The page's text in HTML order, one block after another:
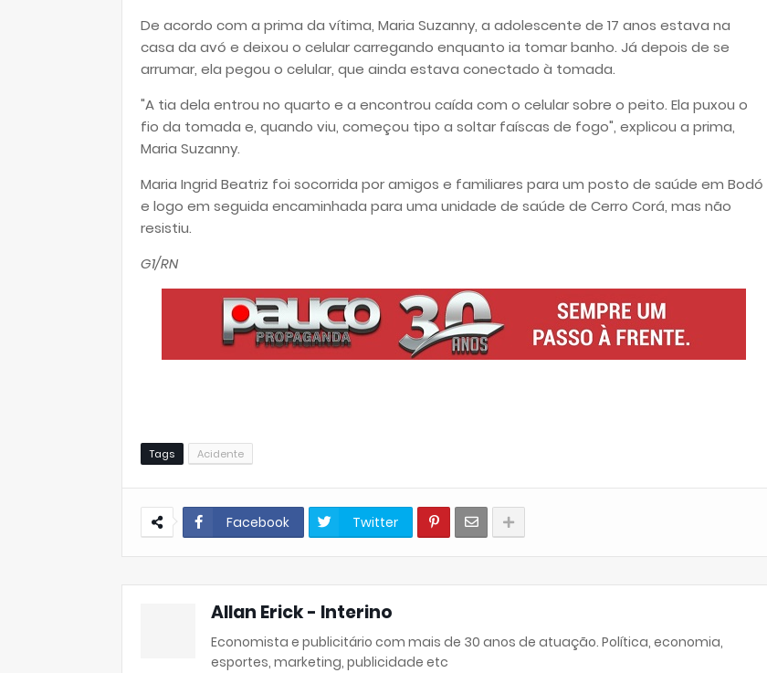
De acordo com a prima da vítima, Maria Suzanny, a adolescente de 17 anos estava na
casa da avó e deixou o celular carregando enquanto ia tomar banho. Já depois de se
arrumar, ela pegou o celular, que ainda estava conectado à tomada.
"A tia dela entrou no quarto e a encontrou caída com o celular sobre o peito. Ela puxou o
fio da tomada e, quando viu, começou tipo a soltar faíscas de fogo", explicou a prima,
Maria Suzanny.
Maria Ingrid Beatriz foi socorrida por amigos e familiares para um posto de saúde em Bodó
e logo em seguida encaminhada para uma unidade de saúde de Cerro Corá, mas não
resistiu.
G1/RN
Tags Acidente
Facebook Twitter
Allan Erick - Interino
Economista e publicitário com mais de 30 anos de atuação. Política, economia,
esportes, marketing, publicidade etc